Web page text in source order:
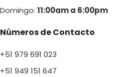
Domingo: 11:00am a 6:00pm
Números de Contacto
+51 979 691 023
+51 949 151 647